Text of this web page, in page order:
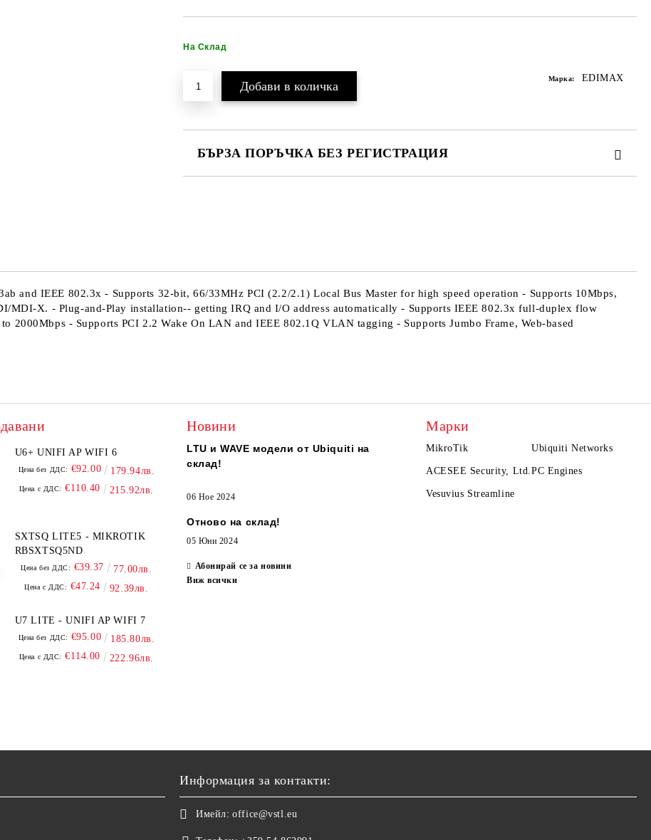
На Склад
Марка: EDIMAX
БЪРЗА ПОРЪЧКА БЕЗ РЕГИСТРАЦИЯ
and IEEE 802.3x - Supports 32-bit, 66/33MHz PCI (2.2/2.1) Local Bus Master for high speed operation - Supports 10Mbps,
MDI-X. - Plug-and-Play installation-- getting IRQ and I/O address automatically - Supports IEEE 802.3x full-duplex flow
2000Mbps - Supports PCI 2.2 Wake On LAN and IEEE 802.1Q VLAN tagging - Supports Jumbo Frame, Web-based
U6+ UNIFI AP WIFI 6
Цена без ДДС: €92.00 179.94лв.
Цена с ДДС: €110.40 215.92лв.
SXTSQ LITE5 - MIKROTIK
RBSXTSQ5ND
Цена без ДДС: €39.37 77.00лв.
Цена с ДДС: €47.24 92.39лв.
U7 LITE - UNIFI AP WIFI 7
Цена без ДДС: €95.00 185.80лв.
Цена с ДДС: €114.00 222.96лв.
Новини
LTU и WAVE модели от Ubiquiti на
склад!
06 Ное 2024
Отново на склад!
05 Юни 2024
Абонирай се за новини
Виж всички
Марки
MikroTik Ubiquiti Networks
ACESEE Security, Ltd.PC Engines
Vesuvius Streamline
Информация за контакти:
Имейл: office@vstl.eu